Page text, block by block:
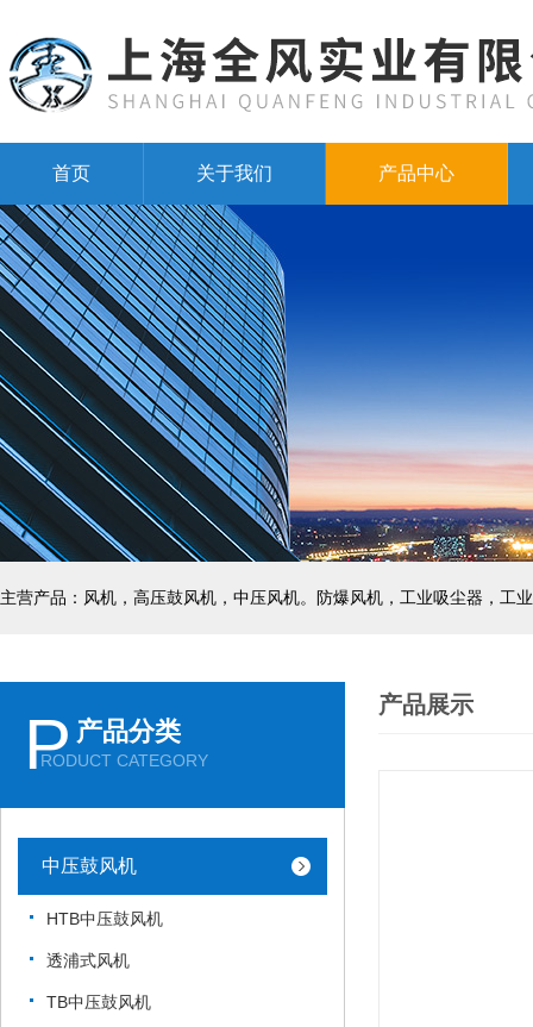
首页 关于我们 产品中心
主营产品：风机，高压鼓风机，中压风机。防爆风机，工业吸尘器，工
P 产品分类
RODUCT CATEGORY
中压鼓风机
HTB中压鼓风机
透浦式风机
TB中压鼓风机
产品展示